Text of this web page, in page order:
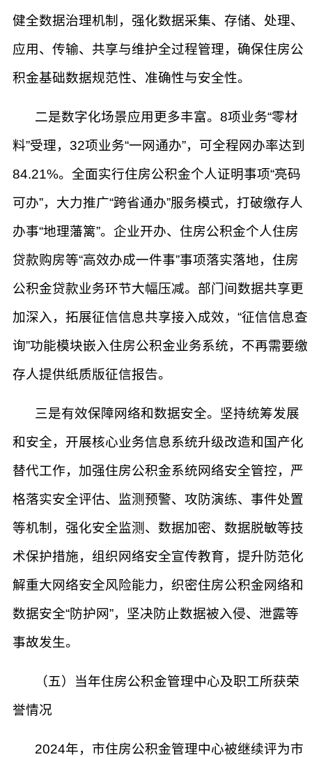
健全数据治理机制，强化数据采集、存储、处理、
应用、传输、共享与维护全过程管理，确保住房公
积金基础数据规范性、准确性与安全性。
二是数字化场景应用更多丰富。8项业务“零材
料”受理，32项业务“一网通办”，可全程网办率达到
84.21%。全面实行住房公积金个人证明事项“亮码
可办”，大力推广“跨省通办”服务模式，打破缴存人
办事“地理藩篱”。企业开办、住房公积金个人住房
贷款购房等“高效办成一件事”事项落实落地，住房
公积金贷款业务环节大幅压减。部门间数据共享更
加深入，拓展征信信息共享接入成效，“征信信息查
询”功能模块嵌入住房公积金业务系统，不再需要缴
存人提供纸质版征信报告。
三是有效保障网络和数据安全。坚持统筹发展
和安全，开展核心业务信息系统升级改造和国产化
替代工作，加强住房公积金系统网络安全管控，严
格落实安全评估、监测预警、攻防演练、事件处置
等机制，强化安全监测、数据加密、数据脱敏等技
术保护措施，组织网络安全宣传教育，提升防范化
解重大网络安全风险能力，织密住房公积金网络和
数据安全“防护网”，坚决防止数据被入侵、泄露等
事故发生。
（五）当年住房公积金管理中心及职工所获荣
誉情况
2024年，市住房公积金管理中心被继续评为市